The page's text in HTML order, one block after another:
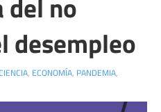
desempleo
, ECONOMÍA, PANDEMIA,